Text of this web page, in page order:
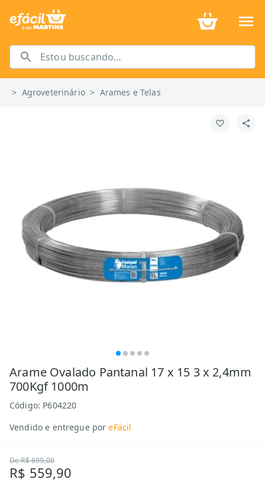
> Agroveterinário > Arames e Telas
Arame Ovalado Pantanal 17 x 15 3 x 2,4mm
700Kgf 1000m
Código: P604220
Vendido e entregue por eFácil
DeR$ 699,00
R$ 559,90